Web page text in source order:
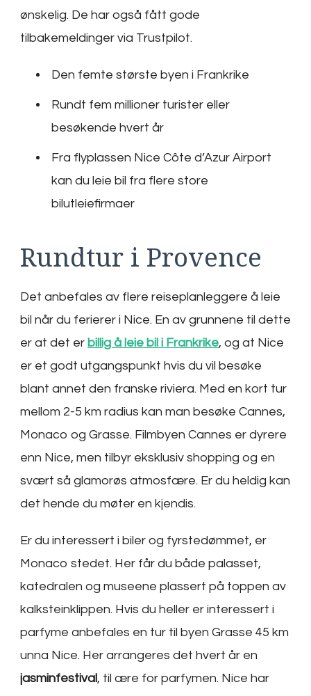
ønskelig. De har også fått gode
tilbakemeldinger via Trustpilot.
Den femte største byen i Frankrike
Rundt fem millioner turister eller
besøkende hvert år
Fra flyplassen Nice Côte d’Azur Airport
kan du leie bil fra flere store
bilutleiefirmaer
Rundtur i Provence
Det anbefales av flere reiseplanleggere å leie
bil når du ferierer i Nice. En av grunnene til dette
er at det er billig å leie bil i Frankrike, og at Nice
er et godt utgangspunkt hvis du vil besøke
blant annet den franske riviera. Med en kort tur
mellom 2-5 km radius kan man besøke Cannes,
Monaco og Grasse. Filmbyen Cannes er dyrere
enn Nice, men tilbyr eksklusiv shopping og en
svært så glamorøs atmosfære. Er du heldig kan
det hende du møter en kjendis.
Er du interessert i biler og fyrstedømmet, er
Monaco stedet. Her får du både palasset,
katedralen og museene plassert på toppen av
kalksteinklippen. Hvis du heller er interessert i
parfyme anbefales en tur til byen Grasse 45 km
unna Nice. Her arrangeres det hvert år en
jasminfestival, til ære for parfymen. Nice har